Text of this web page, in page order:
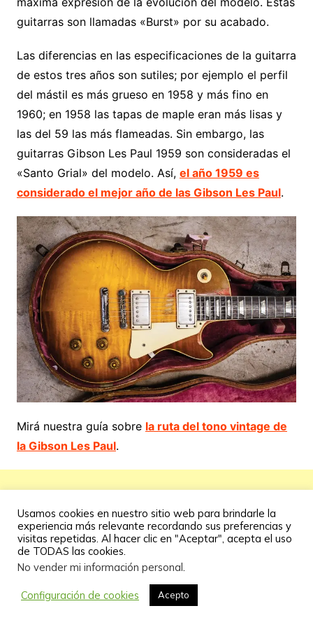
guitarras son llamadas «Burst» por su acabado.
Las diferencias en las especificaciones de la guitarra
de estos tres años son sutiles; por ejemplo el perfil
del mástil es más grueso en 1958 y más fino en
1960; en 1958 las tapas de maple eran más lisas y
las del 59 las más flameadas. Sin embargo, las
guitarras Gibson Les Paul 1959 son consideradas el
«Santo Grial» del modelo. Así, el año 1959 es
considerado el mejor año de las Gibson Les Paul.
Mirá nuestra guía sobre la ruta del tono vintage de
la Gibson Les Paul.
Usamos cookies en nuestro sitio web para brindarle la
experiencia más relevante recordando sus preferencias y
visitas repetidas. Al hacer clic en "Aceptar", acepta el uso
de TODAS las cookies.
No vender mi información personal.
Configuración de cookies Acepto